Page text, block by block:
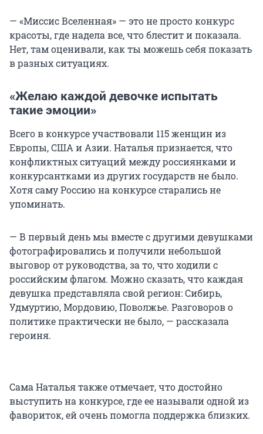
— «Миссис Вселенная» — это не просто конкурс
красоты, где надела все, что блестит и показала.
Нет, там оценивали, как ты можешь себя показать
в разных ситуациях.
«Желаю каждой девочке испытать
такие эмоции»
Всего в конкурсе участвовали 115 женщин из
Европы, США и Азии. Наталья признается, что
конфликтных ситуаций между россиянками и
конкурсантками из других государств не было.
Хотя саму Россию на конкурсе старались не
упоминать.
— В первый день мы вместе с другими девушками
фотографировались и получили небольшой
выговор от руководства, за то, что ходили с
российским флагом. Можно сказать, что каждая
девушка представляла свой регион: Сибирь,
Удмуртию, Мордовию, Поволжье. Разговоров о
политике практически не было, — рассказала
героиня.
Сама Наталья также отмечает, что достойно
выступить на конкурсе, где ее называли одной из
фавориток, ей очень помогла поддержка близких.